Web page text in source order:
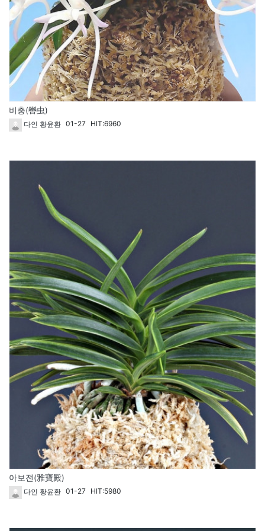
비충(轡虫)
다인 황윤환 01-27 HIT:6960
아보전(雅寶殿)
다인 황윤환 01-27 HIT:5980